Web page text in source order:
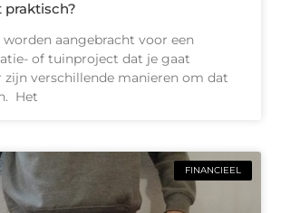
praktisch?
worden aangebracht voor een
of tuinproject dat je gaat
zijn verschillende manieren om dat
Het
FINANCIEEL